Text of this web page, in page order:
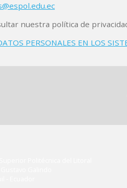
nuestra política de
PERSONALES EN LOS